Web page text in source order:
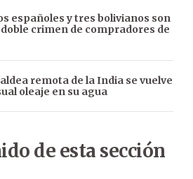
españoles y tres bolivianos son
crimen de compradores de
remota de la India se vuelve
oleaje en su agua
de esta sección